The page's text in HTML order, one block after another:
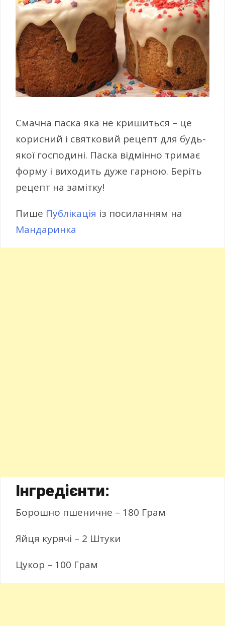
Смачна паска яка не кришиться – це
корисний і святковий рецепт для будь-
якої господині. Паска відмінно тримає
форму і виходить дуже гарною. Беріть
рецепт на замітку!
Пише Публікація із посиланням на
Мандаринка
Інгредієнти:
Борошно пшеничне – 180 Грам
Яйця курячі – 2 Штуки
Цукор – 100 Грам